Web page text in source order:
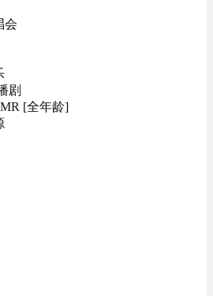
会
剧
[全年龄]